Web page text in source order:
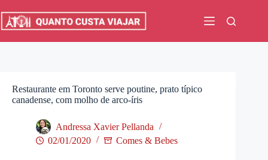
para
Restaurante em Toronto serve poutine, prato típico
canadense, com molho de arco-íris
Andressa Xavier Pellanda
02/01/2020
Comes & Bebes